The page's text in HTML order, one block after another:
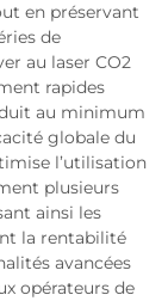
en préservant
de
au laser CO2
rapides
au minimum
globale du
l’utilisation
plusieurs
ainsi les
la rentabilité
avancées
opérateurs de